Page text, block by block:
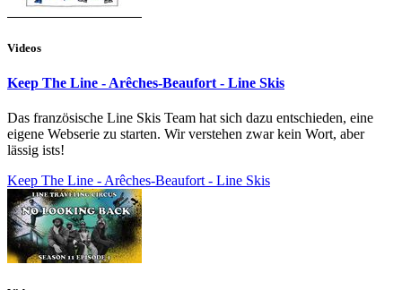
Videos
Keep The Line - Arêches-Beaufort - Line Skis
Das französische Line Skis Team hat sich dazu entschieden, eine
eigene Webserie zu starten. Wir verstehen zwar kein Wort, aber
lässig ists!
Keep The Line - Arêches-Beaufort - Line Skis